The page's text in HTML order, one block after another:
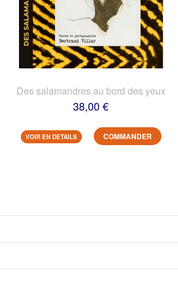
Des salamandres au bord des yeux
38,00 €
VOIR EN DETAILS COMMANDER